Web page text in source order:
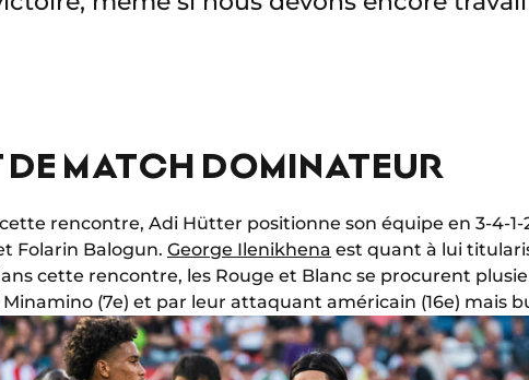
DE MATCH DOMINATEUR
rencontre, Adi Hütter positionne son équipe en 3-4-1-
Folarin Balogun. George Ilenikhena est quant à lui
cette rencontre, les Rouge et Blanc se procurent
Minamino (7e) et par leur attaquant américain (16e) mais